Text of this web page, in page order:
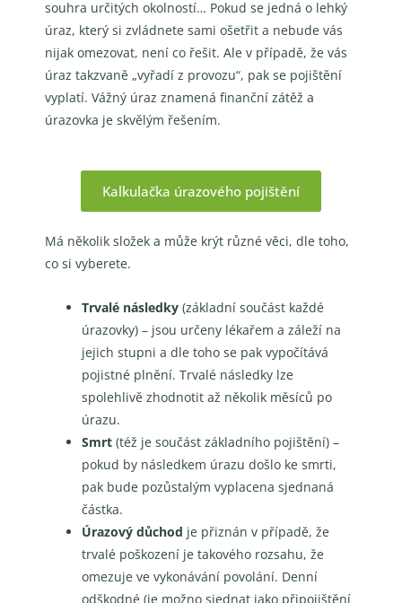
souhra určitých okolností… Pokud se jedná o lehký
úraz, který si zvládnete sami ošetřit a nebude vás
nijak omezovat, není co řešit. Ale v případě, že vás
úraz takzvaně „vyřadí z provozu“, pak se pojištění
vyplatí. Vážný úraz znamená finanční zátěž a
úrazovka je skvělým řešením.
Kalkulačka úrazového pojištění
Má několik složek a může krýt různé věci, dle toho,
co si vyberete.
Trvalé následky (základní součást každé
úrazovky) – jsou určeny lékařem a záleží na
jejich stupni a dle toho se pak vypočítává
pojistné plnění. Trvalé následky lze
spolehlivě zhodnotit až několik měsíců po
úrazu.
Smrt (též je součást základního pojištění) –
pokud by následkem úrazu došlo ke smrti,
pak bude pozůstalým vyplacena sjednaná
částka.
Úrazový důchod je přiznán v případě, že
trvalé poškození je takového rozsahu, že
omezuje ve vykonávání povolání. Denní
odškodné (je možno sjednat jako připojištění